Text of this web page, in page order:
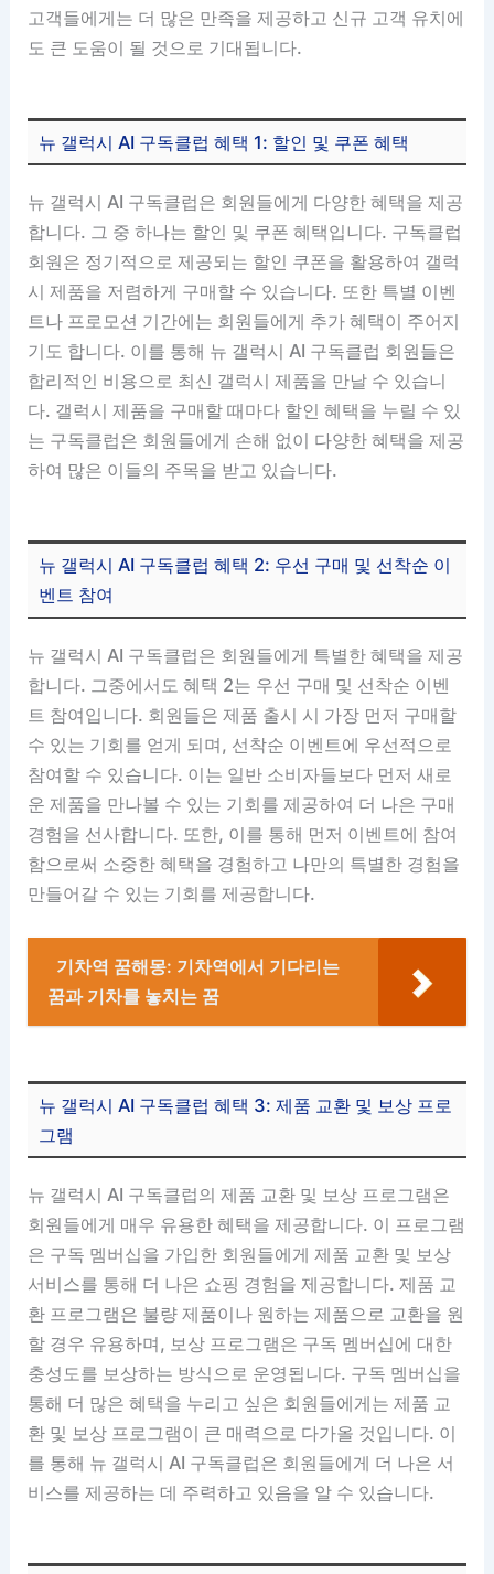
고객들에게는 더 많은 만족을 제공하고 신규 고객 유치에
도 큰 도움이 될 것으로 기대됩니다.
뉴 갤럭시 AI 구독클럽 혜택 1: 할인 및 쿠폰 혜택
뉴 갤럭시 AI 구독클럽은 회원들에게 다양한 혜택을 제공
합니다. 그 중 하나는 할인 및 쿠폰 혜택입니다. 구독클럽
회원은 정기적으로 제공되는 할인 쿠폰을 활용하여 갤럭
시 제품을 저렴하게 구매할 수 있습니다. 또한 특별 이벤
트나 프로모션 기간에는 회원들에게 추가 혜택이 주어지
기도 합니다. 이를 통해 뉴 갤럭시 AI 구독클럽 회원들은
합리적인 비용으로 최신 갤럭시 제품을 만날 수 있습니
다. 갤럭시 제품을 구매할 때마다 할인 혜택을 누릴 수 있
는 구독클럽은 회원들에게 손해 없이 다양한 혜택을 제공
하여 많은 이들의 주목을 받고 있습니다.
뉴 갤럭시 AI 구독클럽 혜택 2: 우선 구매 및 선착순 이
벤트 참여
뉴 갤럭시 AI 구독클럽은 회원들에게 특별한 혜택을 제공
합니다. 그중에서도 혜택 2는 우선 구매 및 선착순 이벤
트 참여입니다. 회원들은 제품 출시 시 가장 먼저 구매할
수 있는 기회를 얻게 되며, 선착순 이벤트에 우선적으로
참여할 수 있습니다. 이는 일반 소비자들보다 먼저 새로
운 제품을 만나볼 수 있는 기회를 제공하여 더 나은 구매
경험을 선사합니다. 또한, 이를 통해 먼저 이벤트에 참여
함으로써 소중한 혜택을 경험하고 나만의 특별한 경험을
만들어갈 수 있는 기회를 제공합니다.
기차역 꿈해몽: 기차역에서 기다리는
꿈과 기차를 놓치는 꿈
뉴 갤럭시 AI 구독클럽 혜택 3: 제품 교환 및 보상 프로
그램
뉴 갤럭시 AI 구독클럽의 제품 교환 및 보상 프로그램은
회원들에게 매우 유용한 혜택을 제공합니다. 이 프로그램
은 구독 멤버십을 가입한 회원들에게 제품 교환 및 보상
서비스를 통해 더 나은 쇼핑 경험을 제공합니다. 제품 교
환 프로그램은 불량 제품이나 원하는 제품으로 교환을 원
할 경우 유용하며, 보상 프로그램은 구독 멤버십에 대한
충성도를 보상하는 방식으로 운영됩니다. 구독 멤버십을
통해 더 많은 혜택을 누리고 싶은 회원들에게는 제품 교
환 및 보상 프로그램이 큰 매력으로 다가올 것입니다. 이
를 통해 뉴 갤럭시 AI 구독클럽은 회원들에게 더 나은 서
비스를 제공하는 데 주력하고 있음을 알 수 있습니다.